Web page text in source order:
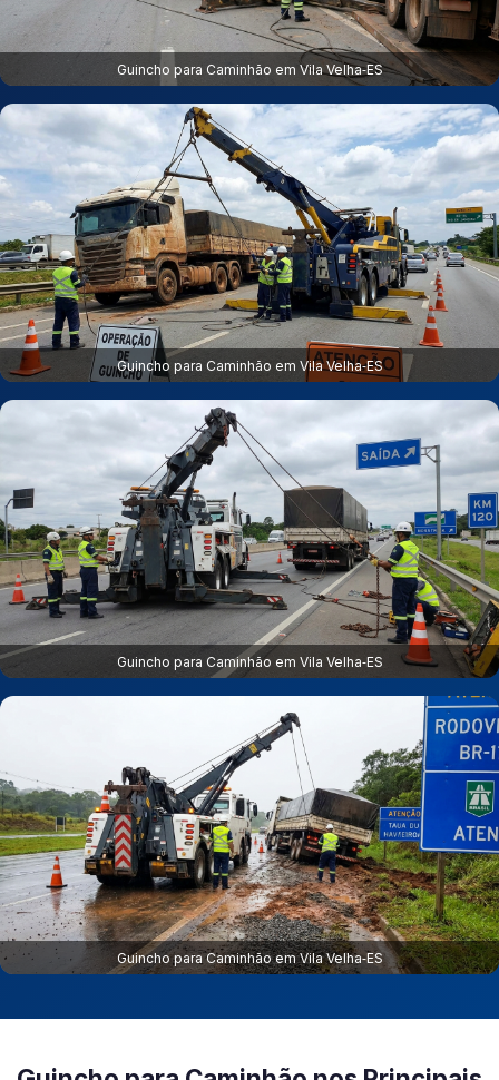
Guincho para Caminhão em Vila Velha‑ES
Guincho para Caminhão em Vila Velha‑ES
Guincho para Caminhão em Vila Velha‑ES
Guincho para Caminhão em Vila Velha‑ES